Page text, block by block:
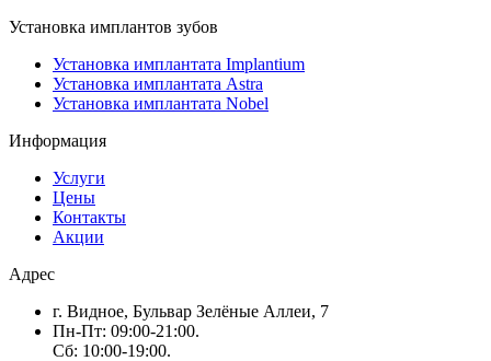
Установка имплантов зубов
Установка имплантата Implantium
Установка имплантата Astra
Установка имплантата Nobel
Информация
Услуги
Цены
Контакты
Акции
Адрес
г. Видное, Бульвар Зелёные Аллеи, 7
Пн-Пт: 09:00-21:00.
Сб: 10:00-19:00.